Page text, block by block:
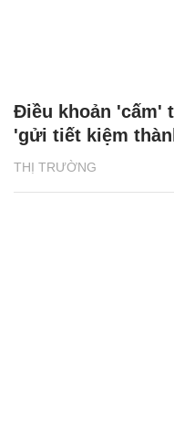
THỊ TRƯỜNG
Điều khoản 'cấm'
'gửi tiết kiệm